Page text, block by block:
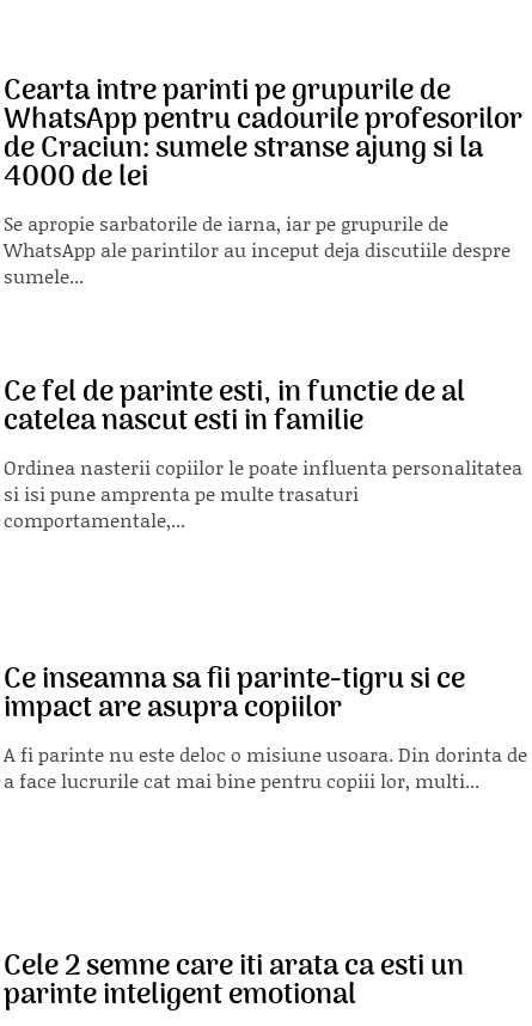
Cearta intre parinti pe grupurile de
WhatsApp pentru cadourile profesorilor
de Craciun: sumele stranse ajung si la
4000 de lei
Se apropie sarbatorile de iarna, iar pe grupurile de
WhatsApp ale parintilor au inceput deja discutiile despre
sumele...
Ce fel de parinte esti, in functie de al
catelea nascut esti in familie
Ordinea nasterii copiilor le poate influenta personalitatea
si isi pune amprenta pe multe trasaturi
comportamentale,...
Ce inseamna sa fii parinte-tigru si ce
impact are asupra copiilor
A fi parinte nu este deloc o misiune usoara. Din dorinta de
a face lucrurile cat mai bine pentru copiii lor, multi...
Cele 2 semne care iti arata ca esti un
parinte inteligent emotional